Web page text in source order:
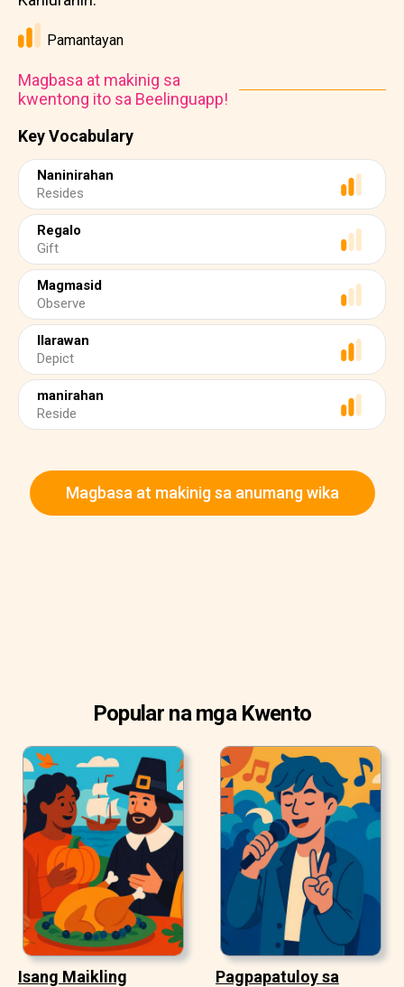
Key Vocabulary
Naninirahan
Resides
Regalo
Gift
Magmasid
Observe
Ilarawan
Depict
manirahan
Reside
Pamantayan
Magbasa at makinig sa
kwentong ito sa Beelinguapp!
Magbasa at makinig sa anumang wika
Popular na mga Kwento
Isang Maikling
Pagpapatuloy sa